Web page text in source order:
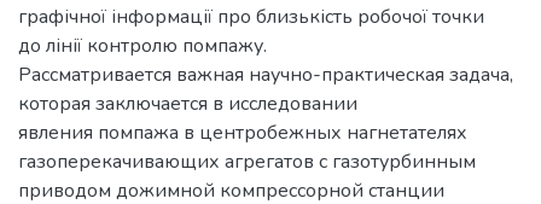
графічної інформації про близькість робочої точки
до лінії контролю помпажу.
Рассматривается важная научно-практическая задача,
которая заключается в исследовании
явления помпажа в центробежных нагнетателях
газоперекачивающих агрегатов с газотурбинным
приводом дожимной компрессорной станции